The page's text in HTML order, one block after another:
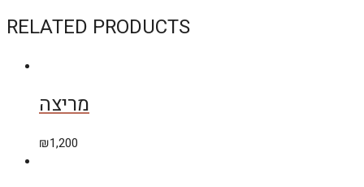
RELATED PRODUCTS
מריצה
₪1,200